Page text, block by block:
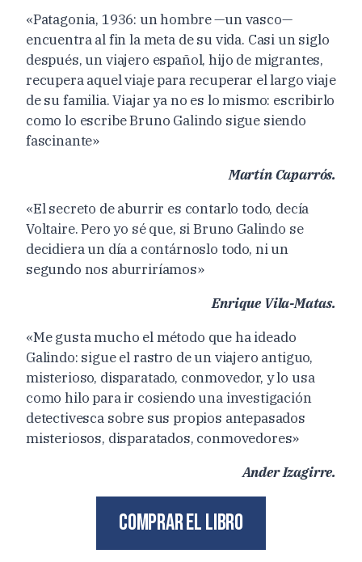
«Patagonia, 1936: un hombre —un vasco—
encuentra al fin la meta de su vida. Casi un siglo
después, un viajero español, hijo de migrantes,
recupera aquel viaje para recuperar el largo viaje
de su familia. Viajar ya no es lo mismo: escribirlo
como lo escribe Bruno Galindo sigue siendo
fascinante»
Martín Caparrós.
«El secreto de aburrir es contarlo todo, decía
Voltaire. Pero yo sé que, si Bruno Galindo se
decidiera un día a contárnoslo todo, ni un
segundo nos aburriríamos»
Enrique Vila-Matas.
«Me gusta mucho el método que ha ideado
Galindo: sigue el rastro de un viajero antiguo,
misterioso, disparatado, conmovedor, y lo usa
como hilo para ir cosiendo una investigación
detectivesca sobre sus propios antepasados
misteriosos, disparatados, conmovedores»
Ander Izagirre.
Comprar el libro